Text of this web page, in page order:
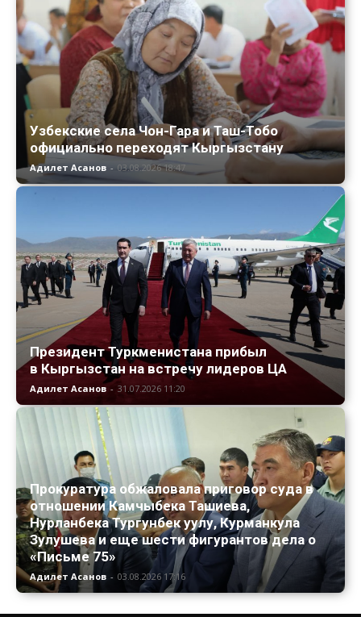
Узбекские села Чон-Гара и Таш-Тобо
официально переходят Кыргызстану
Адилет Асанов - 03.08.2026 18:47
Президент Туркменистана прибыл
в Кыргызстан на встречу лидеров ЦА
Адилет Асанов - 31.07.2026 11:20
Прокуратура обжаловала приговор суда в
отношении Камчыбека Ташиева,
Нурланбека Тургунбек уулу, Курманкула
Зулушева и еще шести фигурантов дела о
«Письме 75»
Адилет Асанов - 03.08.2026 17:16